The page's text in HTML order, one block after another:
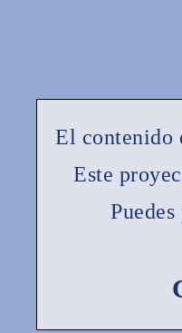
El contenido
Este